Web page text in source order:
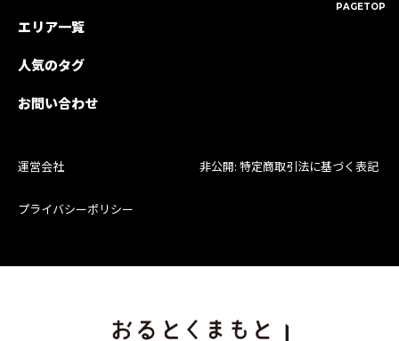
PAGETOP
エリア一覧
人気のタグ
お問い合わせ
運営会社 非公開: 特定商取引法に基づく表記
プライバシーポリシー